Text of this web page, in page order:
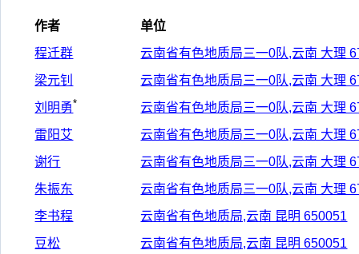
作者
单位
程迁群
云南省有色地质局三一0队,云南 大理
梁元钊
云南省有色地质局三一0队,云南 大理
刘明勇*
云南省有色地质局三一0队,云南 大理
雷阳艾
云南省有色地质局三一0队,云南 大理
谢行
云南省有色地质局三一0队,云南 大理
朱振东
云南省有色地质局三一0队,云南 大理
李书程
云南省有色地质局,云南 昆明 650051
豆松
云南省有色地质局,云南 昆明 650051